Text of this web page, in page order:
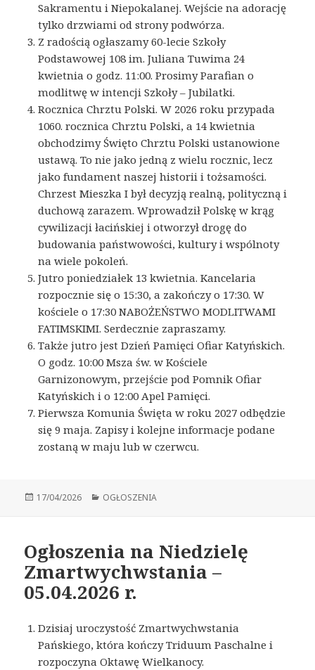
Sakramentu i Niepokalanej. Wejście na adorację
tylko drzwiami od strony podwórza.
Z radością ogłaszamy 60-lecie Szkoły
Podstawowej 108 im. Juliana Tuwima 24
kwietnia o godz. 11:00. Prosimy Parafian o
modlitwę w intencji Szkoły – Jubilatki.
Rocznica Chrztu Polski. W 2026 roku przypada
1060. rocznica Chrztu Polski, a 14 kwietnia
obchodzimy Święto Chrztu Polski ustanowione
ustawą. To nie jako jedną z wielu rocznic, lecz
jako fundament naszej historii i tożsamości.
Chrzest Mieszka I był decyzją realną, polityczną i
duchową zarazem. Wprowadził Polskę w krąg
cywilizacji łacińskiej i otworzył drogę do
budowania państwowości, kultury i wspólnoty
na wiele pokoleń.
Jutro poniedziałek 13 kwietnia. Kancelaria
rozpocznie się o 15:30, a zakończy o 17:30. W
kościele o 17:30 NABOŻEŃSTWO MODLITWAMI
FATIMSKIMI. Serdecznie zapraszamy.
Także jutro jest Dzień Pamięci Ofiar Katyńskich.
O godz. 10:00 Msza św. w Kościele
Garnizonowym, przejście pod Pomnik Ofiar
Katyńskich i o 12:00 Apel Pamięci.
Pierwsza Komunia Święta w roku 2027 odbędzie
się 9 maja. Zapisy i kolejne informacje podane
zostaną w maju lub w czerwcu.
Opublikowano
17/04/2026 Kategorie
OGŁOSZENIA
Ogłoszenia na Niedzielę
Zmartwychwstania –
05.04.2026 r.
Dzisiaj uroczystość Zmartwychwstania
Pańskiego, która kończy Triduum Paschalne i
rozpoczyna Oktawę Wielkanocy.